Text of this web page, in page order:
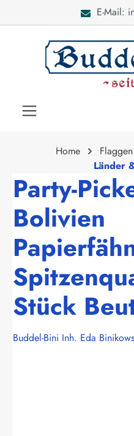
E-Mail:
Home Flaggen
Länder
Party-
Bolivien
Stück
Buddel-Bini Inh. Eda